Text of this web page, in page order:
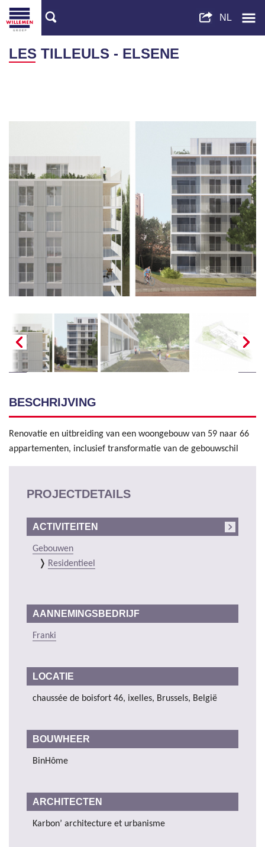
LES TILLEULS - ELSENE
BESCHRIJVING
Renovatie en uitbreiding van een woongebouw van 59 naar 66
appartementen, inclusief transformatie van de gebouwschil
PROJECTDETAILS
ACTIVITEITEN
Gebouwen
Residentieel
AANNEMINGSBEDRIJF
Franki
LOCATIE
chaussée de boisfort 46, ixelles, Brussels, België
BOUWHEER
BinHôme
ARCHITECTEN
Karbon’ architecture et urbanisme